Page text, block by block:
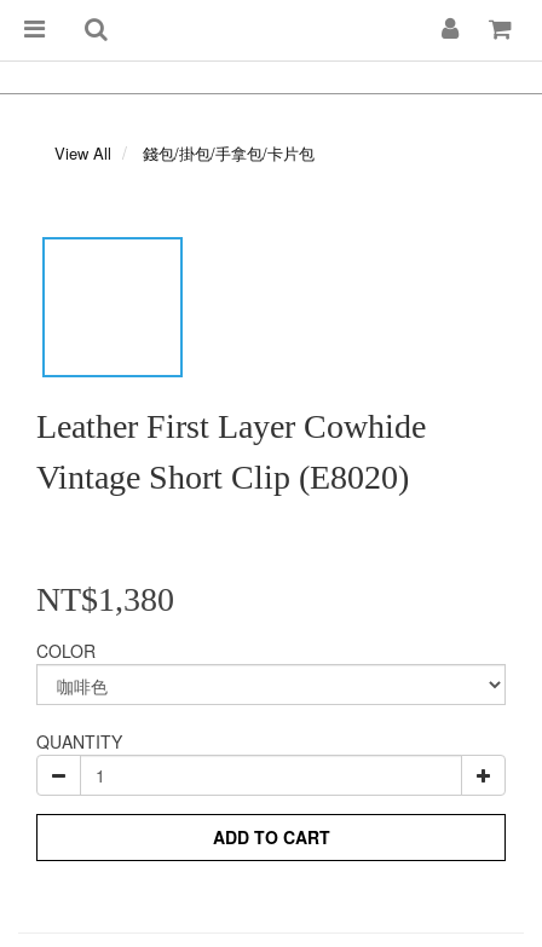
View All 錢包/掛包/手拿包/卡片包
Leather First Layer Cowhide
Vintage Short Clip (E8020)
NT$1,380
COLOR
QUANTITY
ADD TO CART